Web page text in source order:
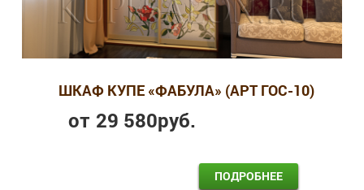
ШКАФ КУПЕ «ФАБУЛА» (АРТ ГОС-10)
от 29 580руб.
ПОДРОБНЕЕ